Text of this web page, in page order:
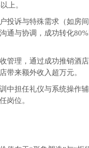
上。
投诉与特殊需求（如房
通与协调，成功转化
管理，通过成功推销酒
带来额外收入超万元。
中担任礼仪与系统操作
岗位。